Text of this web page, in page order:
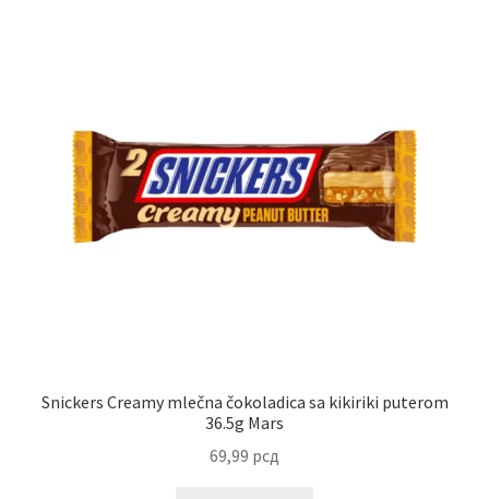
Snickers Creamy mlečna čokoladica sa kikiriki puterom
36.5g Mars
69,99 рсд